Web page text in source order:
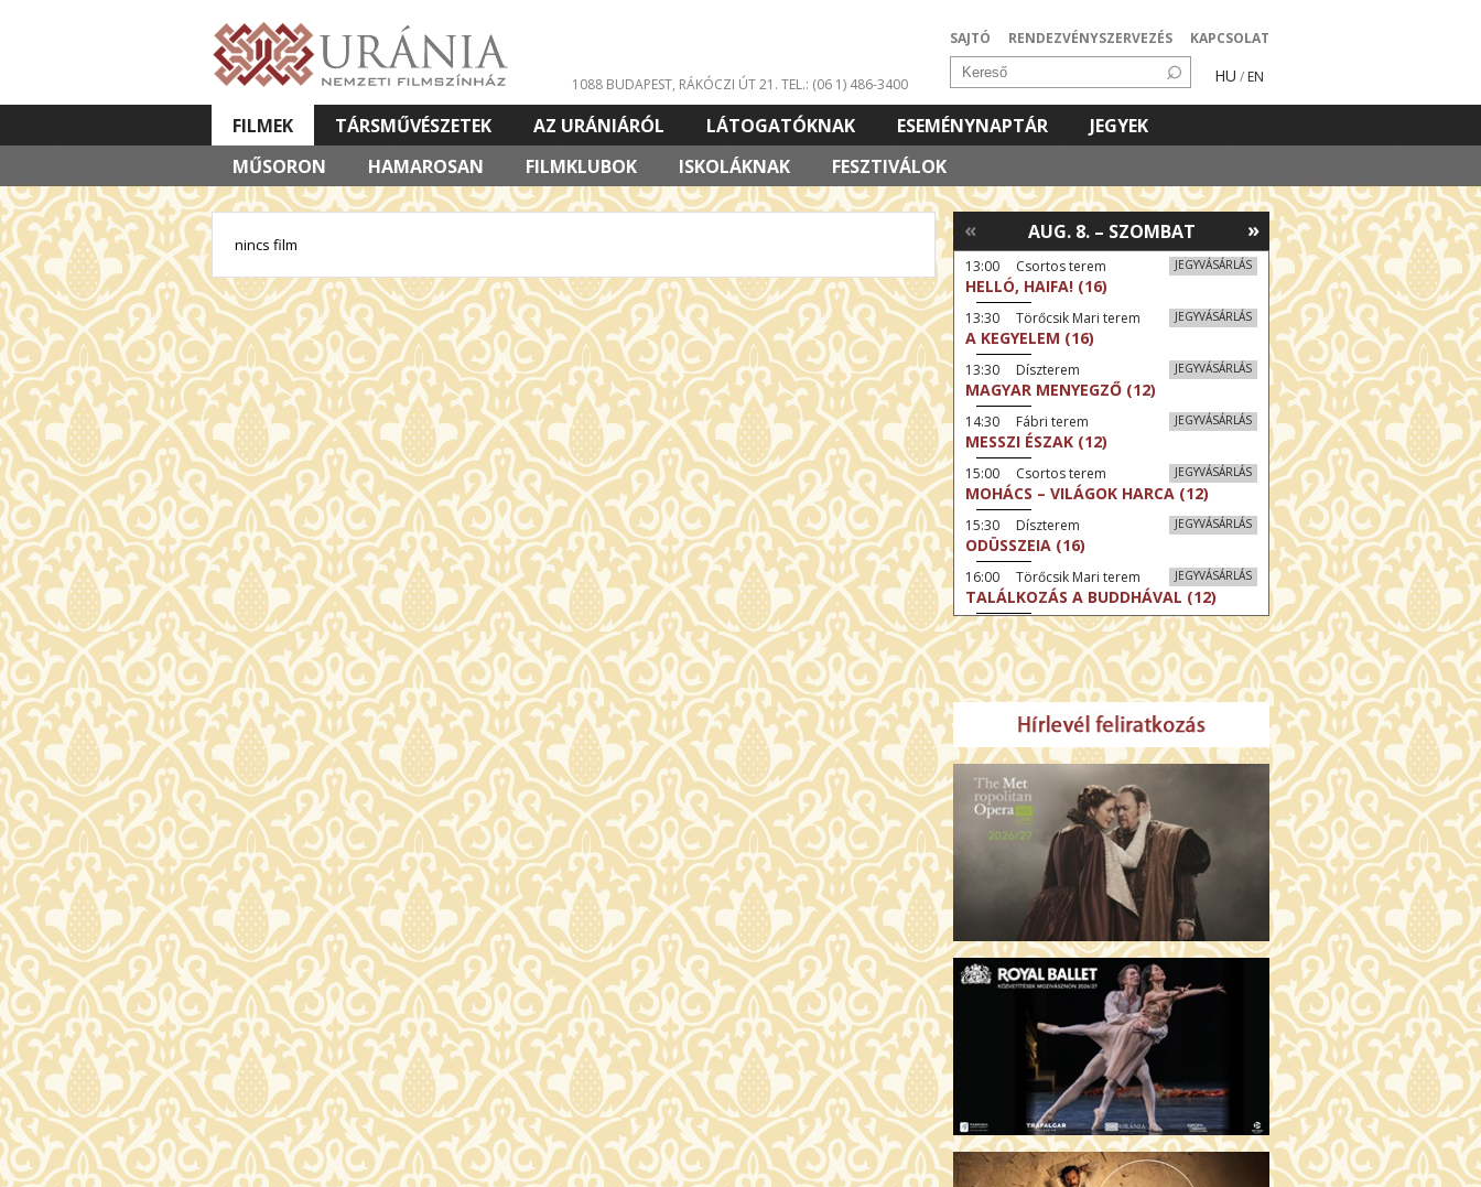
SAJTÓ RENDEZVÉNYSZERVEZÉS KAPCSOLAT
HU / EN
1088 BUDAPEST, RÁKÓCZI ÚT 21. TEL.: (06 1) 486-3400
FILMEK
MŰSORON
HAMAROSAN FILMKLUBOK ISKOLÁKNAK FESZTIVÁLOK
TÁRSMŰVÉSZETEK AZ URÁNIÁRÓL LÁTOGATÓKNAK ESEMÉNYNAPTÁR
JEGYEK
VETÍTETT KÉPES ELŐADÁSOK
nincs film
»
AUG. 8. – SZOMBAT
«
JEGYVÁSÁRLÁS
13:00 Csortos terem
HELLÓ, HAIFA! (16)
JEGYVÁSÁRLÁS
13:30 Törőcsik Mari terem
A KEGYELEM (16)
JEGYVÁSÁRLÁS
13:30 Díszterem
MAGYAR MENYEGZŐ (12)
JEGYVÁSÁRLÁS
14:30 Fábri terem
MESSZI ÉSZAK (12)
JEGYVÁSÁRLÁS
15:00 Csortos terem
MOHÁCS – VILÁGOK HARCA (12)
JEGYVÁSÁRLÁS
15:30 Díszterem
ODÜSSZEIA (16)
JEGYVÁSÁRLÁS
16:00 Törőcsik Mari terem
TALÁLKOZÁS A BUDDHÁVAL (12)
JEGYVÁSÁRLÁS
17:00 Fábri terem
MOMO (12)
JEGYVÁSÁRLÁS
17:00 Csortos terem
ARGENTIN TÖRTÉNETEK (16)
JEGYVÁSÁRLÁS
19:00 Fábri terem
AZ ÖRDÖG PRADÁT VISEL 2. (12)
19:00 Csortos terem
ÁDÁM ALMÁI (16)
JEGYVÁSÁRLÁS
19:00 Törőcsik Mari terem
HOGYAN TUDNÉK ÉLNI
NÉLKÜLED? (12)
JEGYVÁSÁRLÁS
19:00 Díszterem
ODÜSSZEIA (16)